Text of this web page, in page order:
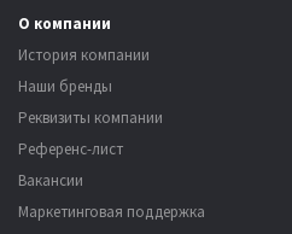
О компании
История компании
Наши бренды
Реквизиты компании
Референс-лист
Вакансии
Маркетинговая поддержка